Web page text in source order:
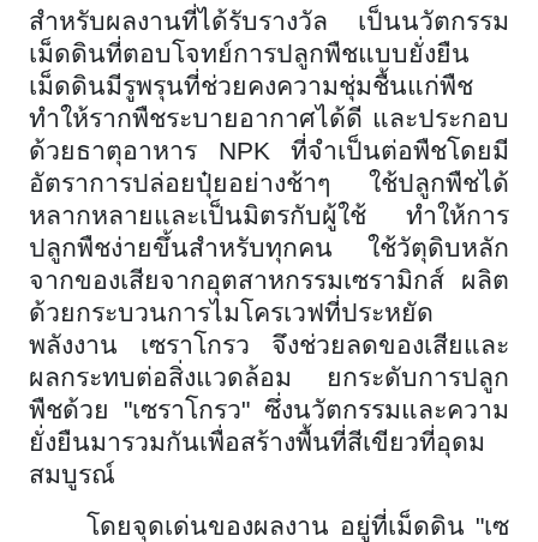
สำหรับผลงานที่ได้รับรางวัล เป็นนวัตกรรม
เม็ดดินที่ตอบโจทย์การปลูกพืชแบบยั่งยืน
เม็ดดินมีรูพรุนที่ช่วยคงความชุ่มชื้นแก่พืช
ทำให้รากพืชระบายอากาศได้ดี และประกอบ
ด้วยธาตุอาหาร NPK ที่จำเป็นต่อพืชโดยมี
อัตราการปล่อยปุ๋ยอย่างช้าๆ ใช้ปลูกพืชได้
หลากหลายและเป็นมิตรกับผู้ใช้ ทำให้การ
ปลูกพืชง่ายขึ้นสำหรับทุกคน ใช้วัตุดิบหลัก
จากของเสียจากอุตสาหกรรมเซรามิกส์ ผลิต
ด้วยกระบวนการไมโครเวฟที่ประหยัด
พลังงาน เซราโกรว จึงช่วยลดของเสียและ
ผลกระทบต่อสิ่งแวดล้อม ยกระดับการปลูก
พืชด้วย "เซราโกรว" ซึ่งนวัตกรรมและความ
ยั่งยืนมารวมกันเพื่อสร้างพื้นที่สีเขียวที่อุดม
สมบูรณ์
โดยจุดเด่นของผลงาน อยู่ที่เม็ดดิน "เซ